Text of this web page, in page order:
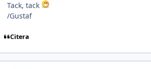
Tack, tack
/Gustaf
Citera